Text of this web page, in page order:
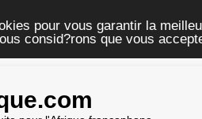
pour vous garantir la
consid?rons que vous